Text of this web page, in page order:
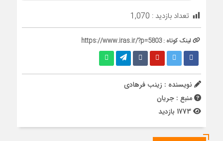
تعداد بازدید : 1,070
لینک کوتاه :https://www.iras.ir/?p=5803
نویسنده : زینب فرهادی
منبع : جریان